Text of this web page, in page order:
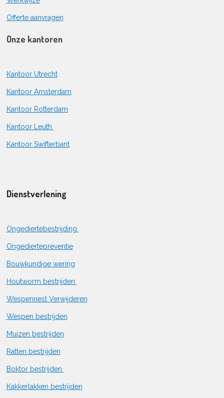
Offerte aanvragen
Onze kantoren
Kantoor Utrecht
Kantoor Amsterdam
Kantoor Rotterdam
Kantoor Leuth
Kantoor Swifterbant
Dienstverlening
Ongediertebestrijding
Ongediertepreventie
Bouwkundige wering
Houtworm bestrijden
Wespennest Verwijderen
Wespen bestrijden
Muizen bestrijden
Ratten bestrijden
Boktor bestrijden
Kakkerlakken bestrijden